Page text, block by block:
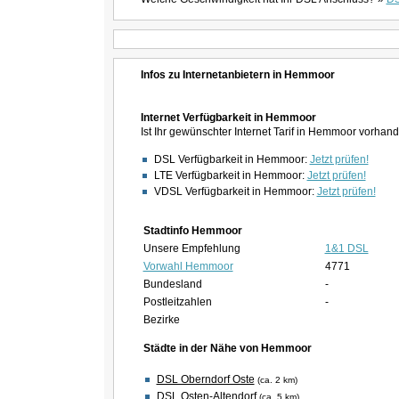
Infos zu Internetanbietern in Hemmoor
Internet Verfügbarkeit in Hemmoor
Ist Ihr gewünschter Internet Tarif in Hemmoor
DSL Verfügbarkeit in Hemmoor: Jetzt prüfen!
LTE Verfügbarkeit in Hemmoor: Jetzt prüfen!
VDSL Verfügbarkeit in Hemmoor: Jetzt prüfen!
Stadtinfo Hemmoor
Unsere Empfehlung
1&1 DSL
Vorwahl Hemmoor
4771
Bundesland
-
Postleitzahlen
-
Bezirke
Städte in der Nähe von Hemmoor
DSL Oberndorf Oste (ca. 2 km)
DSL Osten-Altendorf (ca. 5 km)